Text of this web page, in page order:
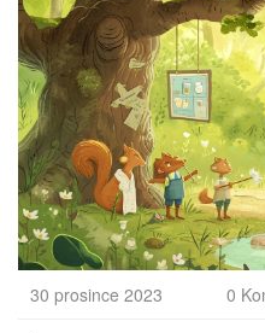
30 prosince 2023 0